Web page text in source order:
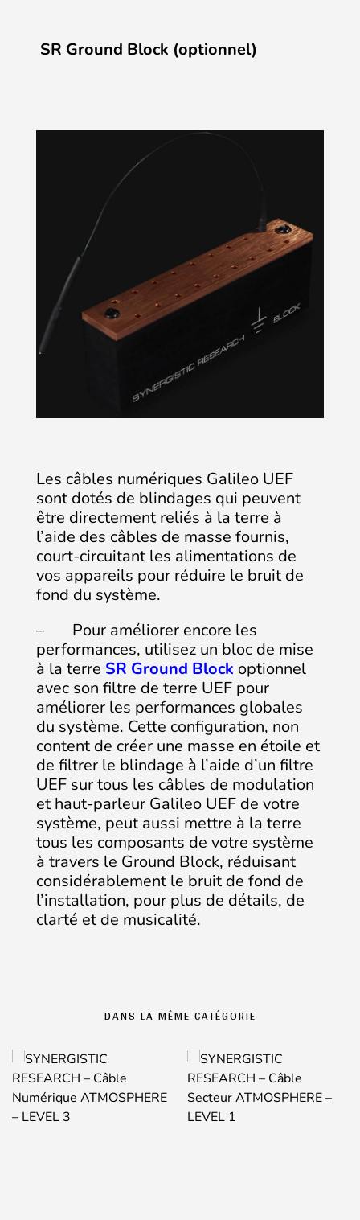
SR Ground Block (optionnel)
Les câbles numériques Galileo UEF
sont dotés de blindages qui peuvent
être directement reliés à la terre à
l’aide des câbles de masse fournis,
court-circuitant les alimentations de
vos appareils pour réduire le bruit de
fond du système.
– Pour améliorer encore les
performances, utilisez un bloc de mise
à la terre SR Ground Block optionnel
avec son filtre de terre UEF pour
améliorer les performances globales
du système. Cette configuration, non
content de créer une masse en étoile et
de filtrer le blindage à l’aide d’un filtre
UEF sur tous les câbles de modulation
et haut-parleur Galileo UEF de votre
système, peut aussi mettre à la terre
tous les composants de votre système
à travers le Ground Block, réduisant
considérablement le bruit de fond de
l’installation, pour plus de détails, de
clarté et de musicalité.
DANS LA MÊME CATÉGORIE